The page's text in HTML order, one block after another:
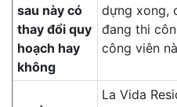
sau này có
thay đổi quy
hoạch hay
không
dựng xong,
đang thi
công viên
La Vida